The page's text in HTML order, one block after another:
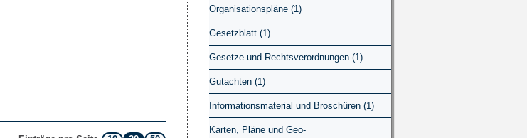
Organisationspläne (1)
Gesetzblatt (1)
Gesetze und Rechtsverordnungen (1)
Gutachten (1)
Informationsmaterial und Broschüren (1)
Karten, Pläne und Geo-